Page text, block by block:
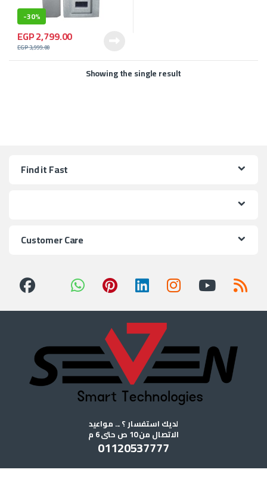
-30%
EGP2,799.00
EGP3,999.00
Showing the single result
Find it Fast
Customer Care
لديك استفسار ؟ ... مواعيد
الاتصال من 10 ص حتى 6 م
01120537777